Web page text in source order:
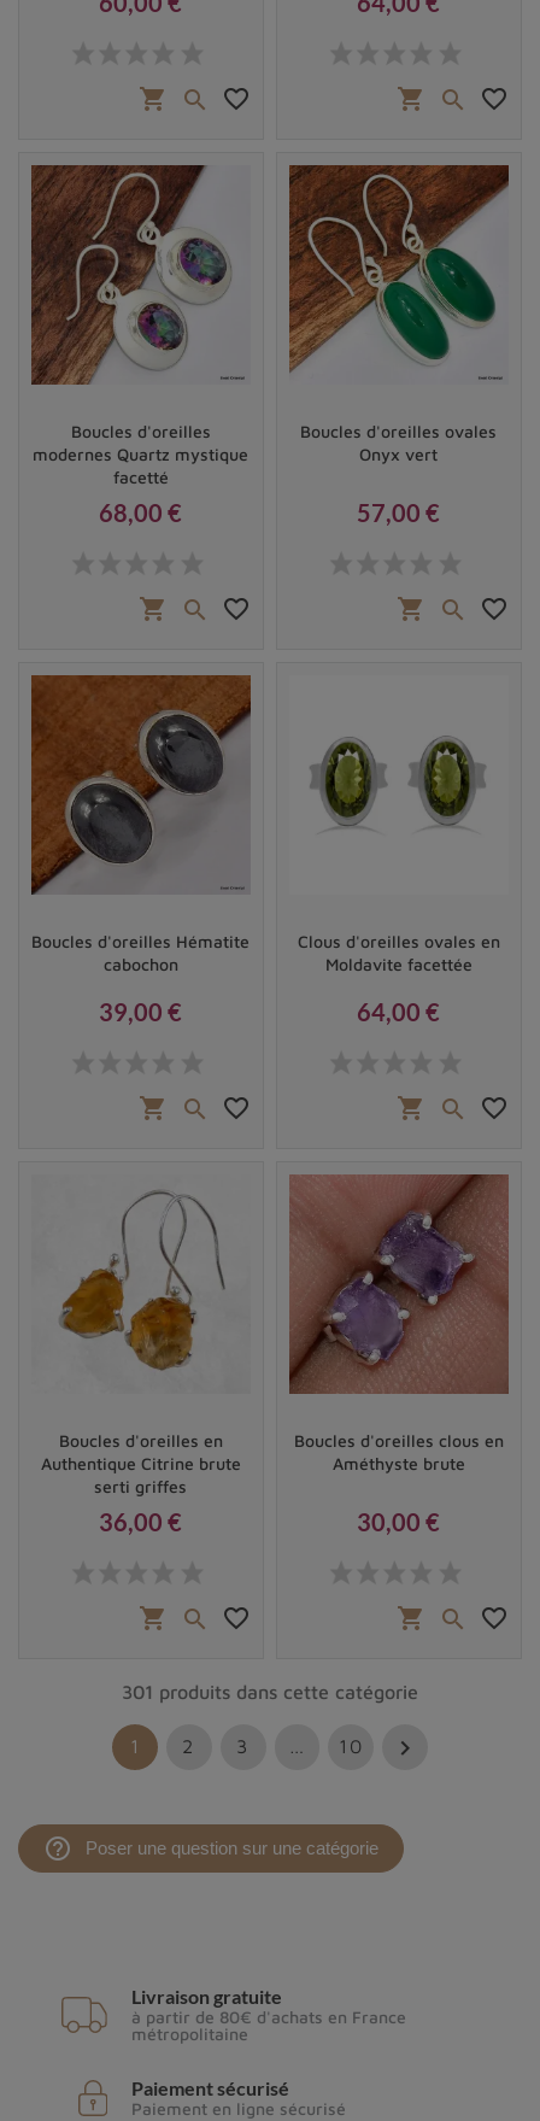
shopping_cart  favorite_border shopping_cart  favorite_border
Boucles d'oreilles
modernes Quartz mystique
facetté
68,00 €
shopping_cart  favorite_border
Boucles d'oreilles ovales
Onyx vert
57,00 €
shopping_cart  favorite_border
Boucles d'oreilles Hématite
cabochon
39,00 €
shopping_cart  favorite_border
Clous d'oreilles ovales en
Moldavite facettée
64,00 €
shopping_cart  favorite_border
Boucles d'oreilles en
Authentique Citrine brute
serti griffes
36,00 €
shopping_cart  favorite_border
Boucles d'oreilles clous en
Améthyste brute
30,00 €
shopping_cart  favorite_border
301 produits dans cette catégorie
1 2 3 10 
help_outline Poser une question sur une catégorie
Livraison gratuite
à partir de 80€ d'achats en France
métropolitaine
Paiement sécurisé
Paiement en ligne sécurisé